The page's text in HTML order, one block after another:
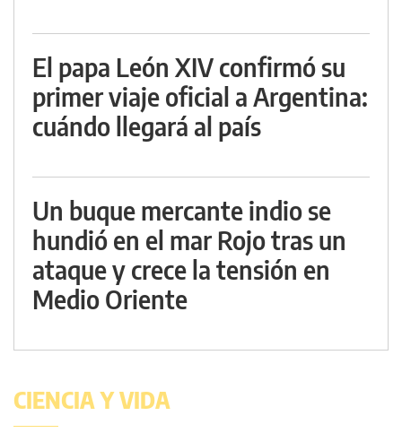
El papa León XIV confirmó su
primer viaje oficial a Argentina:
cuándo llegará al país
Un buque mercante indio se
hundió en el mar Rojo tras un
ataque y crece la tensión en
Medio Oriente
CIENCIA Y VIDA